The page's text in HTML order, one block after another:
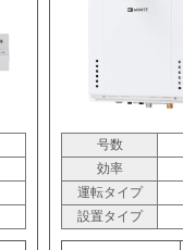
号数
効率
運転タイプ
設置タイプ